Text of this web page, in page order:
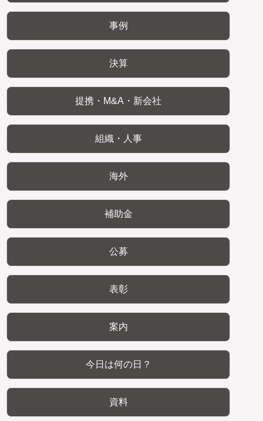
事例
決算
提携・M&A・新会社
組織・人事
海外
補助金
公募
表彰
案内
今日は何の日？
資料